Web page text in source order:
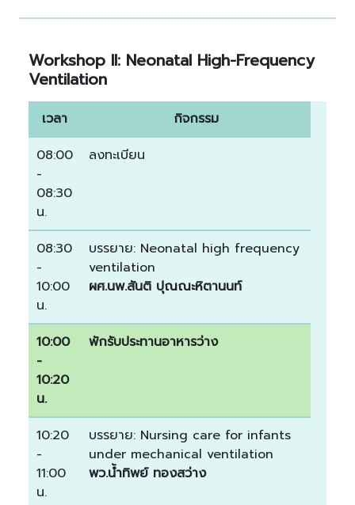
Workshop II: Neonatal High-Frequency
Ventilation
เวลา
กิจกรรม
08:00
-
08:30
น.
ลงทะเบียน
08:30
-
10:00
น.
บรรยาย: Neonatal high frequency
ventilation
ผศ.นพ.สันติ ปุณณะหิตานนท์
10:00
-
10:20
น.
พักรับประทานอาหารว่าง
10:20
-
11:00
น.
บรรยาย: Nursing care for infants
under mechanical ventilation
พว.น้ำทิพย์ ทองสว่าง